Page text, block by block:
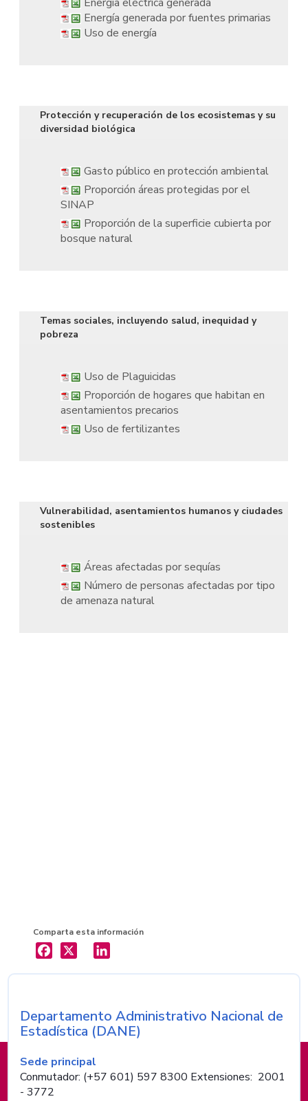
Energía generada por fuentes primarias
Uso de energía
Protección y recuperación de los ecosistemas y su
diversidad biológica
Gasto público en protección ambiental
Proporción áreas protegidas por el
SINAP
Proporción de la superficie cubierta por
bosque natural
Temas sociales, incluyendo salud, inequidad y
pobreza
Uso de Plaguicidas
Proporción de hogares que habitan en
asentamientos precarios
Uso de fertilizantes
Vulnerabilidad, asentamientos humanos y ciudades
sostenibles
Áreas afectadas por sequías
Número de personas afectadas por tipo
de amenaza natural
Comparta esta información
X LinkedIn
Información de pie de página
Nombre de la entidad
Departamento Administrativo Nacional de
Estadística (DANE)
Sede principal
Conmutador: (+57 601) 597 8300 Extensiones: 2001
- 3772